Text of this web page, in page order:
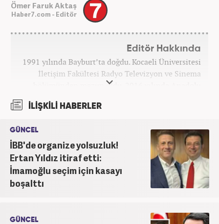
Ömer Faruk Aktaş
Haber7.com - Editör
Editör Hakkında
1991 yılında Bayburt’ta doğdu. Kocaeli Üniversitesi
İletişim Fakültesi Radyo Televizyon ve Sinema
bölümünden mezun oldu. 2016 yılında Anadolu
Gazetesi'nde çalıştı. Nisan 2021'den bu yana
yapmaktadır.
İLİŞKİLİ HABERLER
GÜNCEL
İBB'de organize yolsuzluk!
Ertan Yıldız itiraf etti:
İmamoğlu seçim için kasayı
boşalttı
GÜNCEL